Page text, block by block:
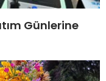
Günlerine